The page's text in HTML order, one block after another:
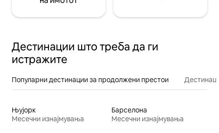
Дестинации што треба да ги
истражите
Популарни дестинации за продолжени престои
Њујорк
Месечни изнајмувања
Барселона
Месечни изнајмувања